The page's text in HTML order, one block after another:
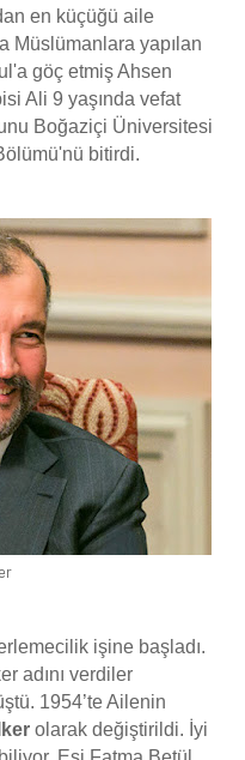
en küçüğü aile
Müslümanlara yapılan
göç etmiş Ahsen
Ali 9 yaşında vefat
Boğaziçi Üniversitesi
bitirdi.
işine başladı.
adını verdiler
1954’te Ailenin
olarak değiştirildi. İyi